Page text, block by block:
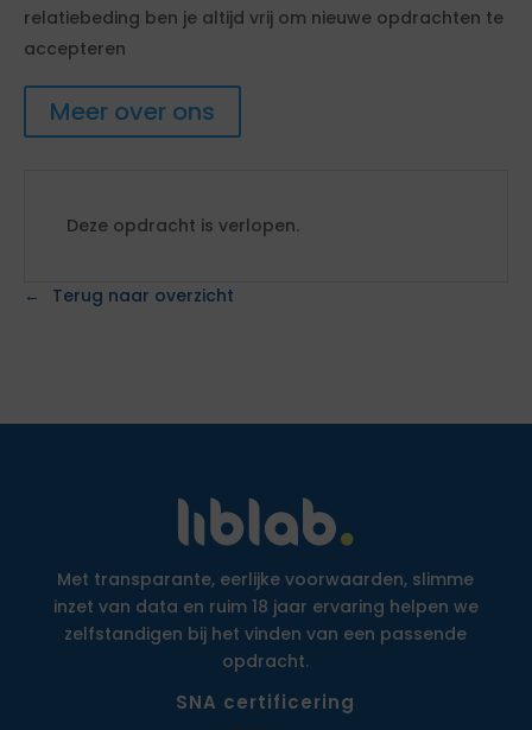
relatiebeding ben je altijd vrij om nieuwe opdrachten te
accepteren
Meer over ons
Deze opdracht is verlopen.
Terug naar overzicht
Met transparante, eerlijke voorwaarden, slimme
inzet van data en ruim 18 jaar ervaring helpen we
zelfstandigen bij het vinden van een passende
opdracht.
SNA certificering